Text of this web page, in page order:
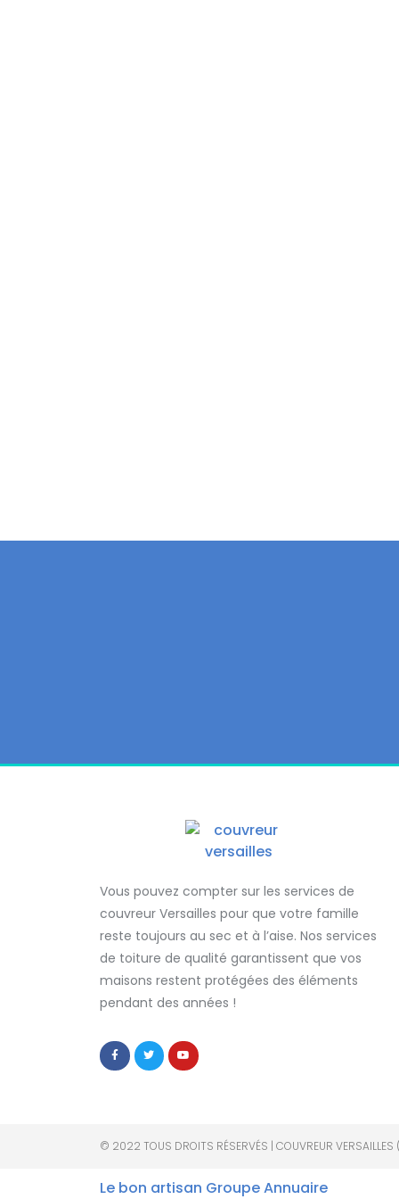
Vous pouvez compter sur les services de
couvreur Versailles pour que votre famille
reste toujours au sec et à l’aise. Nos services
de toiture de qualité garantissent que vos
maisons restent protégées des éléments
pendant des années !
© 2022 TOUS DROITS RÉSERVÉS | COUVREUR
Le bon artisan Groupe Annuaire